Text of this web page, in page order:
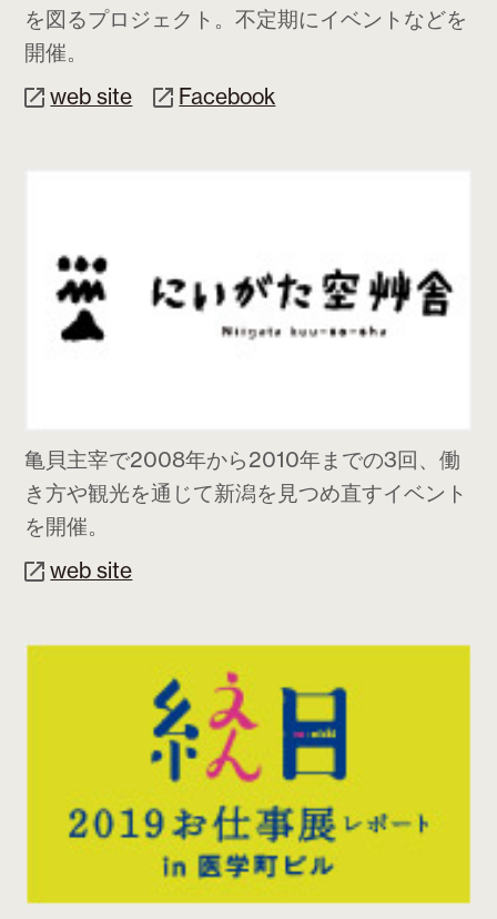
を図るプロジェクト。不定期にイベントなどを
開催。
web site
Facebook
亀貝主宰で2008年から2010年までの3回、働
き方や観光を通じて新潟を見つめ直すイベント
を開催。
web site